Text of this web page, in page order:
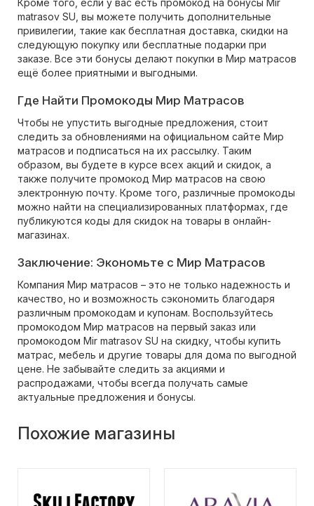
matrasov SU, вы можете получить дополнительные
привилегии, такие как бесплатная доставка, скидки на
следующую покупку или бесплатные подарки при
заказе. Все эти бонусы делают покупки в Мир матрасов
ещё более приятными и выгодными.
Где Найти Промокоды Мир Матрасов
Чтобы не упустить выгодные предложения, стоит
следить за обновлениями на официальном сайте Мир
матрасов и подписаться на их рассылку. Таким
образом, вы будете в курсе всех акций и скидок, а
также получите промокод Мир матрасов на свою
электронную почту. Кроме того, различные промокоды
можно найти на специализированных платформах, где
публикуются коды для скидок на товары в онлайн-
магазинах.
Заключение: Экономьте с Мир Матрасов
Компания Мир матрасов – это не только надежность и
качество, но и возможность сэкономить благодаря
различным промокодам и купонам. Воспользуйтесь
промокодом Мир матрасов на первый заказ или
промокодом Mir matrasov SU на скидку, чтобы купить
матрас, мебель и другие товары для дома по выгодной
цене. Не забывайте следить за акциями и
распродажами, чтобы всегда получать самые
актуальные предложения и бонусы.
Похожие магазины